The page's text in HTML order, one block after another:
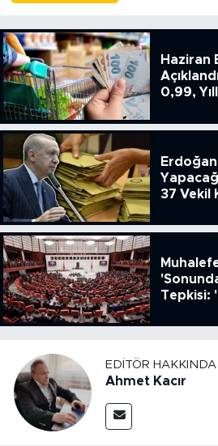
Haziran
0,99,
51.49
37 Vekil
Tepkisi:
Kanun
EDITÖR HAKKINDA
Ahmet Kacır